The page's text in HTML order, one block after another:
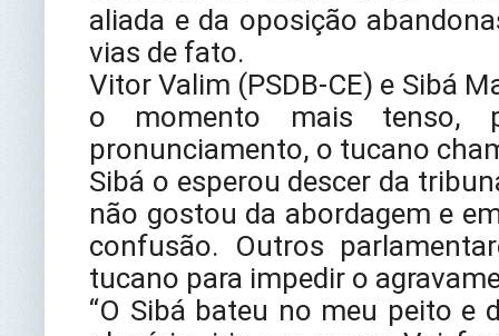
aliada e da oposição
vias de fato.
Vitor Valim (PSDB-CE) e Sibá
o momento mais
pronunciamento, o tucano
Sibá o esperou descer da
não gostou da abordagem e
confusão. Outros
tucano para impedir o
“O Sibá bateu no meu peito e